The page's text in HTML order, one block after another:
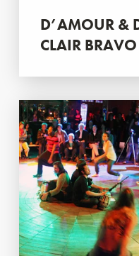
D’AMOUR &
CLAIR BRAVO